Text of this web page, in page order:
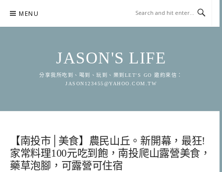
content
MENU
JASON'S LIFE
分享我所吃到、喝到、玩到、樂到LET'S GO 邀約來信：
JASON123455@YAHOO.COM.TW
【南投市│美食】農民山丘。新開幕，最狂!
家常料理100元吃到飽，南投爬山露營美食，
藥草泡腳，可露營可住宿